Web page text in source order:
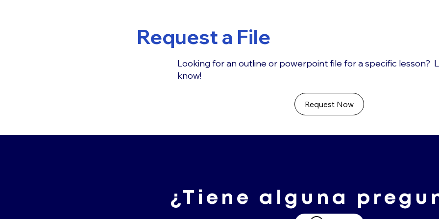
Request a File
Looking for an outline or powerpoint file for a specific lesson?
know!
Request Now
¿Tiene alguna